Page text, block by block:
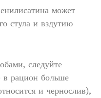
может
стула и вздутию
следуйте
в рацион больше
и чернослив),